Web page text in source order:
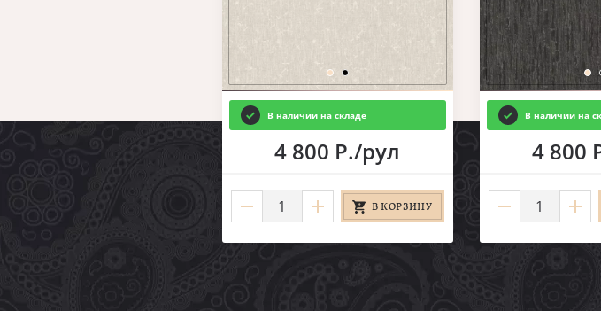
В наличии на складе
4 800 Р./рул
В КОРЗИНУ
В наличии на
4 800